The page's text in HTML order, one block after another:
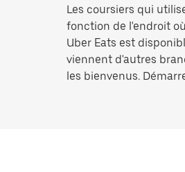
Les coursiers qui
fonction de l'endroit
Uber Eats est
viennent d'autres
les bienvenus.